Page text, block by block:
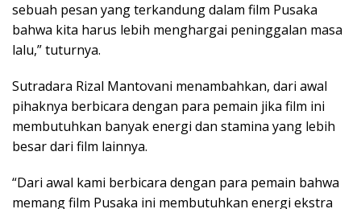
sebuah pesan yang terkandung dalam film Pusaka
bahwa kita harus lebih menghargai peninggalan masa
lalu,” tuturnya.
Sutradara Rizal Mantovani menambahkan, dari awal
pihaknya berbicara dengan para pemain jika film ini
membutuhkan banyak energi dan stamina yang lebih
besar dari film lainnya.
“Dari awal kami berbicara dengan para pemain bahwa
memang film Pusaka ini membutuhkan energi ekstra